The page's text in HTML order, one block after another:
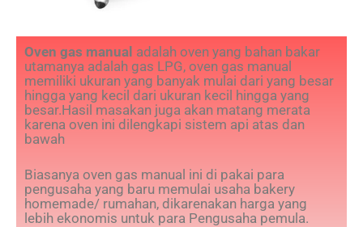
Oven gas manual adalah oven yang bahan bakar
utamanya adalah gas LPG, oven gas manual
memiliki ukuran yang banyak mulai dari yang besar
hingga yang kecil dari ukuran kecil hingga yang
besar.Hasil masakan juga akan matang merata
karena oven ini dilengkapi sistem api atas dan
bawah
Biasanya oven gas manual ini di pakai para
pengusaha yang baru memulai usaha bakery
homemade/ rumahan, dikarenakan harga yang
lebih ekonomis untuk para Pengusaha pemula.